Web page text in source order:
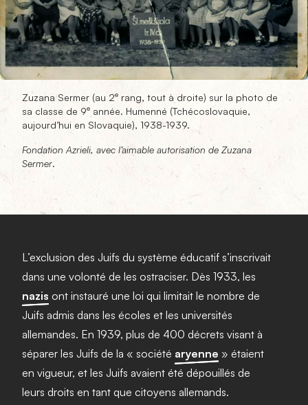
Zuzana Sermer (au 2e rang, tout à droite) sur la photo de
sa classe de 9e année. Humenné (Tchécoslovaquie,
aujourd’hui en Slovaquie), 1938-1939.
Fondation Azrieli, avec l’aimable autorisation de Zuzana
Sermer.
L’exclusion des Juifs du système éducatif s’inscrivait
dans une volonté de les ostraciser. Dès 1933, les
nazis ont instauré une loi qui limitait le nombre de
Juifs admis dans les écoles et les universités
allemandes. En 1939, plus de 400 décrets visant à
séparer les Juifs de la « société aryenne » étaient
en vigueur, et les Juifs avaient été dépouillés de
leurs droits en tant que citoyens allemands.